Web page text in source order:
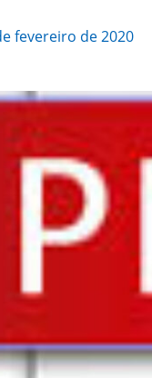
fevereiro de 2020